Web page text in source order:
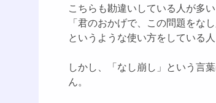
こちらも勘違いしている人が多い
「君のおかげで、この問題をな
というような使い方をしている
しかし、「なし崩し」という言
ん。